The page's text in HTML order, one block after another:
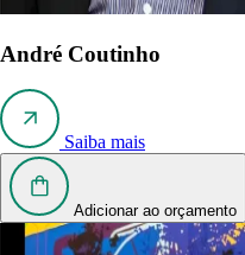
André Coutinho
Saiba mais
Adicionar ao orçamento